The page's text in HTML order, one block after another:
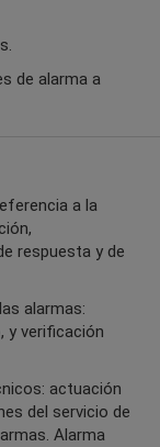
de alarma a
a la
respuesta y de
alarmas:
y verificación
actuación
del servicio de
Alarma